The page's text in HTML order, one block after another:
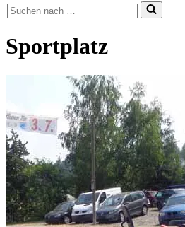
Suchen
nach …
Sportplatz